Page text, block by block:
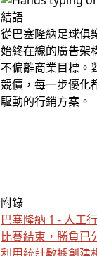
結語
從巴塞隆納足球俱
始終在線的廣告架
不偏離商業目標。
競價，每一步優化
驅動的行銷方案。
附錄
巴塞隆納 1 - 人工
比賽結束，勝負已